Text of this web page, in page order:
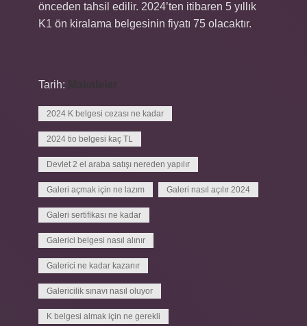
önceden tahsil edilir. 2024’ten itibaren 5 yıllık
K1 ön kiralama belgesinin fiyatı 75 olacaktır.
Tarih:
2024 K belgesi cezası ne kadar
2024 tio belgesi kaç TL
Devlet 2 el araba satışı nereden yapılır
Galeri açmak için ne lazım Galeri nasıl açılır 2024
Galeri sertifikası ne kadar
Galerici belgesi nasıl alınır
Galerici ne kadar kazanır
Galericilik sınavı nasıl oluyor
K belgesi almak için ne gerekli